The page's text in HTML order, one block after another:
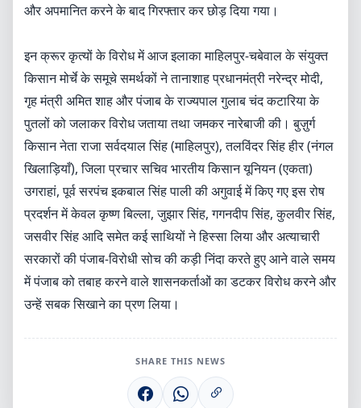
और अपमानित करने के बाद गिरफ्तार कर छोड़ दिया गया।
इन क्रूर कृत्यों के विरोध में आज इलाका माहिलपुर-चबेवाल के संयुक्त
किसान मोर्चे के समूचे समर्थकों ने तानाशाह प्रधानमंत्री नरेन्द्र मोदी,
गृह मंत्री अमित शाह और पंजाब के राज्यपाल गुलाब चंद कटारिया के
पुतलों को जलाकर विरोध जताया तथा जमकर नारेबाजी की। बुज़ुर्ग
किसान नेता राजा सर्वदयाल सिंह (माहिलपुर), तलविंदर सिंह हीर (नंगल
खिलाड़ियाँ), जिला प्रचार सचिव भारतीय किसान यूनियन (एकता)
उगराहां, पूर्व सरपंच इकबाल सिंह पाली की अगुवाई में किए गए इस रोष
प्रदर्शन में केवल कृष्ण बिल्ला, जुझार सिंह, गगनदीप सिंह, कुलवीर सिंह,
जसवीर सिंह आदि समेत कई साथियों ने हिस्सा लिया और अत्याचारी
सरकारों की पंजाब-विरोधी सोच की कड़ी निंदा करते हुए आने वाले समय
में पंजाब को तबाह करने वाले शासनकर्ताओं का डटकर विरोध करने और
उन्हें सबक सिखाने का प्रण लिया।
SHARE THIS NEWS